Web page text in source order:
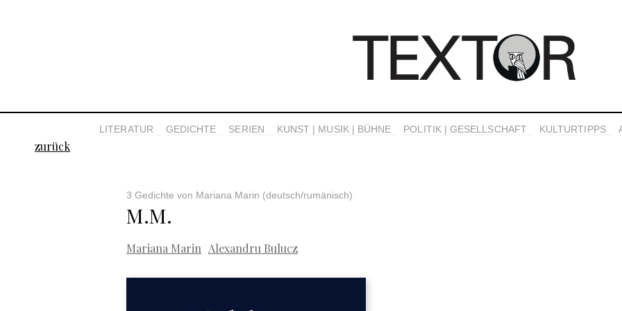
LITERATUR GEDICHTE SERIEN KUNST | MUSIK | BÜHNE POLITIK | GESELLSCHAFT KULTURTIPPS
zurück
3 Gedichte von Mariana Marin (deutsch/rumänisch)
M.M.
Mariana Marin Alexandru Bulucz